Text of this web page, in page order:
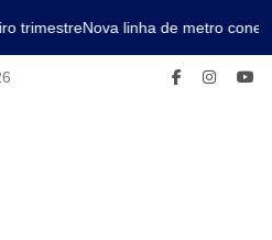
trimestreNova linha de metro